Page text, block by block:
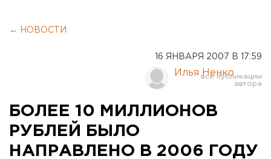
← НОВОСТИ
16 ЯНВАРЯ 2007 В 17:59
Илья Ненко
БОЛЕЕ 10 МИЛЛИОНОВ
РУБЛЕЙ БЫЛО
НАПРАВЛЕНО В 2006 ГОДУ